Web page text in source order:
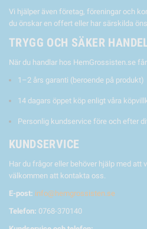
Vi hjälper även företag, föreningar och
du önskar en offert eller har särskilda
TRYGG OCH SÄKER
När du handlar hos HemGrossisten.se
1–2 års garanti (beroende på produkt)
14 dagars öppet köp enligt våra
Personlig kundservice före och efter
KUNDSERVICE
Har du frågor eller behöver hjälp med att
välkommen att kontakta oss.
E-post: info@hemgrossisten.se
Telefon: 0768-370140